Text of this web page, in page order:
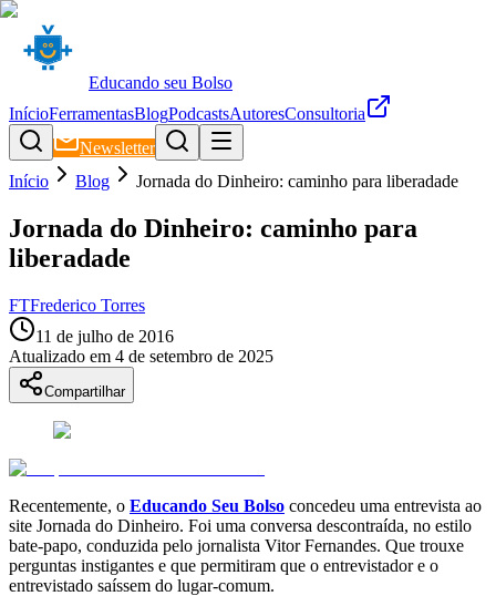
Educando seu Bolso
InícioFerramentasBlogPodcastsAutoresConsultoria
Newsletter
Início
Blog Jornada do Dinheiro: caminho para liberadade
Jornada do Dinheiro: caminho para
liberadade
FTFrederico Torres
11 de julho de 2016
Atualizado em 4 de setembro de 2025
Compartilhar
Recentemente, o Educando Seu Bolso concedeu uma entrevista ao
site Jornada do Dinheiro. Foi uma conversa descontraída, no estilo
bate-papo, conduzida pelo jornalista Vitor Fernandes. Que trouxe
perguntas instigantes e que permitiram que o entrevistador e o
entrevistado saíssem do lugar-comum.